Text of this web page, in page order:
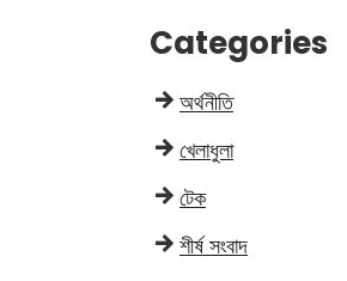
Categories
অর্থনীতি
খেলাধুলা
টেক
শীর্ষ সংবাদ